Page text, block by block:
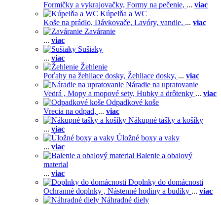
Formičky a vykrajovačky, Formy na pečenie, ... viac
Kúpelňa a WC
Koše na prádlo, Dávkovače, Lavóry, vandle, ... viac
Zaváranie
... viac
Sušiaky
... viac
Žehlenie
Poťahy na žehliace dosky, Žehliace dosky, ... viac
Náradie na upratovanie
Vedrá , Mopy a mopové sety, Hubky a drôtenky ... viac
Odpadkové koše
Vrecia na odpad, ... viac
Nákupné tašky a košíky
... viac
Úložné boxy a vaky
... viac
Balenie a obalový
material
... viac
Doplnky do domácnosti
Ochranné doplnky , Nástenné hodiny a budíky ... viac
Náhradné diely